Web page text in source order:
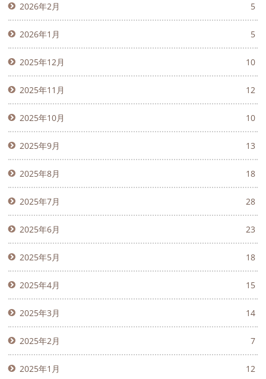
2026年2月 5
2026年1月 5
2025年12月 10
2025年11月 12
2025年10月 10
2025年9月 13
2025年8月 18
2025年7月 28
2025年6月 23
2025年5月 18
2025年4月 15
2025年3月 14
2025年2月 7
2025年1月 12